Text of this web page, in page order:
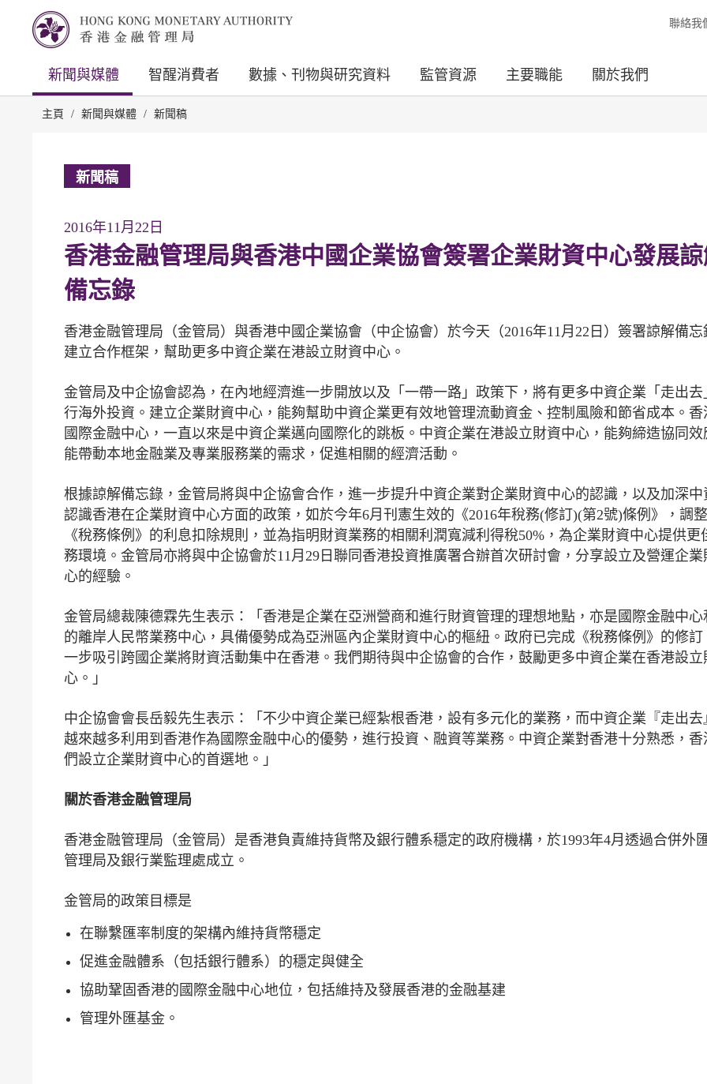
聯絡我
新聞與媒體 智醒消費者 數據、刊物與研究資料 監管資源 主要職能 關於我們
主頁 / 新聞與媒體 / 新聞稿
新聞稿
2016年11月22日
香港金融管理局與香港中國企業協會簽署企業財資中心發展
備忘錄
香港金融管理局（金管局）與香港中國企業協會（中企協會）於今天（2016年11月22日）簽署諒解備忘
建立合作框架，幫助更多中資企業在港設立財資中心。
金管局及中企協會認為，在內地經濟進一步開放以及「一帶一路」政策下，將有更多中資企業「走出去
行海外投資。建立企業財資中心，能夠幫助中資企業更有效地管理流動資金、控制風險和節省成本。香
國際金融中心，一直以來是中資企業邁向國際化的跳板。中資企業在港設立財資中心，能夠締造協同效
能帶動本地金融業及專業服務業的需求，促進相關的經濟活動。
根據諒解備忘錄，金管局將與中企協會合作，進一步提升中資企業對企業財資中心的認識，以及加深中
認識香港在企業財資中心方面的政策，如於今年6月刊憲生效的《2016年稅務(修訂)(第2號)條例》，調
《稅務條例》的利息扣除規則，並為指明財資業務的相關利潤寬減利得稅50%，為企業財資中心提供更
務環境。金管局亦將與中企協會於11月29日聯同香港投資推廣署合辦首次研討會，分享設立及營運企業
心的經驗。
金管局總裁陳德霖先生表示：「香港是企業在亞洲營商和進行財資管理的理想地點，亦是國際金融中心
的離岸人民幣業務中心，具備優勢成為亞洲區內企業財資中心的樞紐。政府已完成《稅務條例》的修訂
一步吸引跨國企業將財資活動集中在香港。我們期待與中企協會的合作，鼓勵更多中資企業在香港設立
心。」
中企協會會長岳毅先生表示：「不少中資企業已經紮根香港，設有多元化的業務，而中資企業『走出去
越來越多利用到香港作為國際金融中心的優勢，進行投資、融資等業務。中資企業對香港十分熟悉，香
們設立企業財資中心的首選地。」
關於香港金融管理局
香港金融管理局（金管局）是香港負責維持貨幣及銀行體系穩定的政府機構，於1993年4月透過合併外
管理局及銀行業監理處成立。
金管局的政策目標是
在聯繫匯率制度的架構內維持貨幣穩定
促進金融體系（包括銀行體系）的穩定與健全
協助鞏固香港的國際金融中心地位，包括維持及發展香港的金融基建
管理外匯基金。